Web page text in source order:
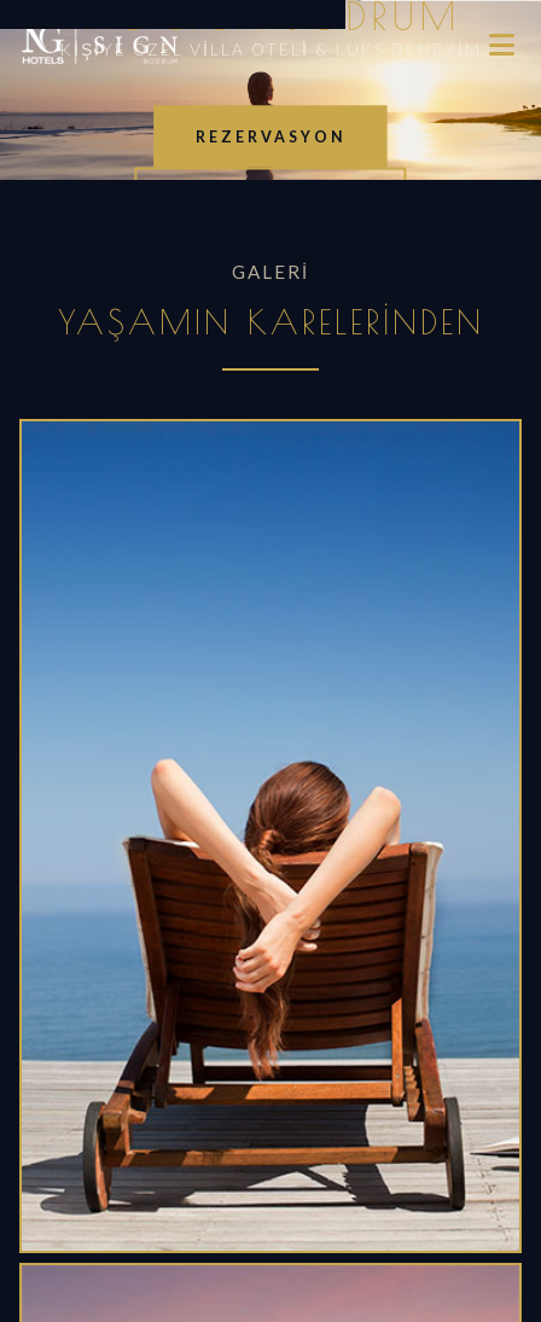
NG SIGN BODRUM
KIŞIYE ÖZEL VILLA OTELI & LÜKS DENEYIM
REZERVASYON
GALERI
YAŞAMIN KARELERINDEN